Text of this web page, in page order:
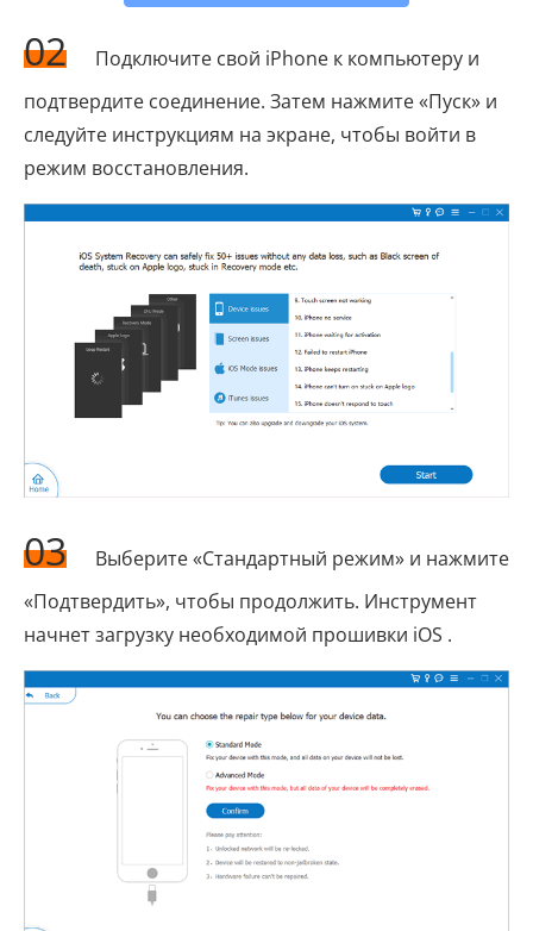
02
Подключите свой iPhone к компьютеру и
подтвердите соединение. Затем нажмите «Пуск» и
следуйте инструкциям на экране, чтобы войти в
режим восстановления.
03
Выберите «Стандартный режим» и нажмите
«Подтвердить», чтобы продолжить. Инструмент
начнет загрузку необходимой прошивки iOS .